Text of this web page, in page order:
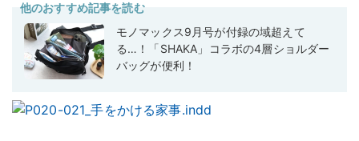
他のおすすめ記事を読む
モノマックス9月号が付録の域超えて
る…！「SHAKA」コラボの4層ショルダー
バッグが便利！